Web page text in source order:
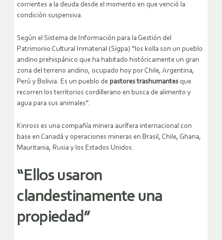
corrientes a la deuda desde el momento en que venció la
condición suspensiva.
Según el Sistema de Información para la Gestión del
Patrimonio Cultural Inmaterial (Sigpa) “los kolla son un pueblo
andino prehispánico que ha habitado históricamente un gran
zona del terreno andino, ocupado hoy por Chile, Argentina,
Perú y Bolivia. Es un pueblo de pastores trashumantes que
recorren los territorios cordillerano en busca de alimento y
agua para sus animales”.
Kinross es una compañía minera aurífera internacional con
base en Canadá y operaciones mineras en Brasil, Chile, Ghana,
Mauritania, Rusia y los Estados Unidos.
“Ellos usaron
clandestinamente una
propiedad”